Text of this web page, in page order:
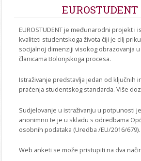
EUROSTUDENT je međunarodni projekt i
kvaliteti studentskoga života čiji je cilj
socijalnoj dimenziji visokog obrazovanja u
članicama Bolonjskoga procesa.
Istraživanje predstavlja jedan od ključnih
praćenja studentskog standarda. Više
Sudjelovanje u istraživanju u potpunosti
anonimno te je u skladu s odredbama
osobnih podataka (Uredba /EU/2016/679).
Web anketi se može pristupiti na dva